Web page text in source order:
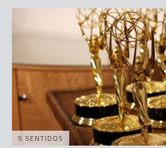
5 SENTIDOS